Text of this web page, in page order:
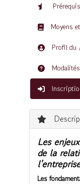
Prérequis
Moyens
Profil du
Les
de la
Les